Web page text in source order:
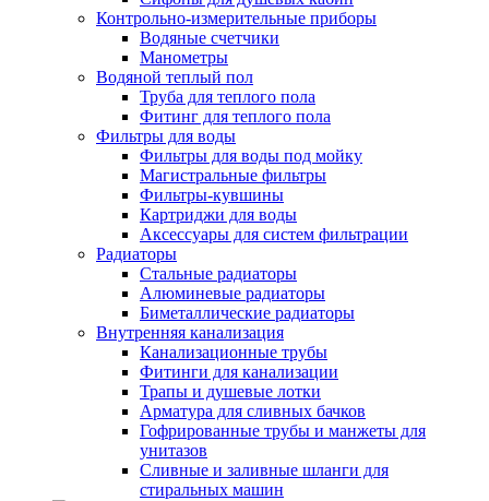
Контрольно-измерительные приборы
Водяные счетчики
Манометры
Водяной теплый пол
Труба для теплого пола
Фитинг для теплого пола
Фильтры для воды
Фильтры для воды под мойку
Магистральные фильтры
Фильтры-кувшины
Картриджи для воды
Аксессуары для систем фильтрации
Радиаторы
Стальные радиаторы
Алюминевые радиаторы
Биметаллические радиаторы
Внутренняя канализация
Канализационные трубы
Фитинги для канализации
Трапы и душевые лотки
Арматура для сливных бачков
Гофрированные трубы и манжеты для
унитазов
Сливные и заливные шланги для
стиральных машин